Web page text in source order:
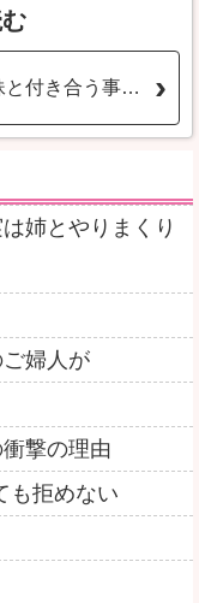
義妹と付き合う事になったきっかけ
姉とやりまくり
婦人が
撃の理由
も拒めない